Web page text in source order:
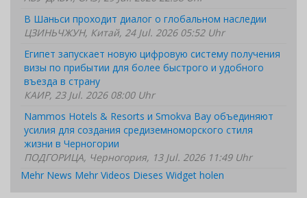
В Шаньси проходит диалог о глобальном наследии
ЦЗИНЬЧЖУН, Китай, 24 Jul. 2026 05:52 Uhr
Египет запускает новую цифровую систему получения
визы по прибытии для более быстрого и удобного
въезда в страну
КАИР, 23 Jul. 2026 08:00 Uhr
Nammos Hotels & Resorts и Smokva Bay объединяют
усилия для создания средиземноморского стиля
жизни в Черногории
ПОДГОРИЦА, Черногория, 13 Jul. 2026 11:49 Uhr
Mehr News Mehr Videos Dieses Widget holen